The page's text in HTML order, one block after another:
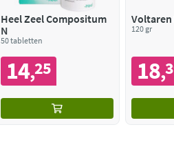
Heel Zeel Compositum
N
50 tabletten
14,25
Voltaren
120 gr
18,